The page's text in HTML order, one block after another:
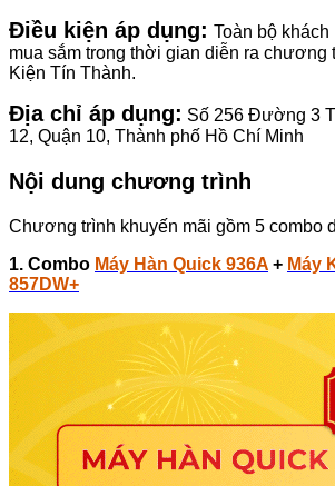
Điều kiện áp dụng: Toàn bộ
mua sắm trong thời gian diễn ra chương
Kiện Tín Thành.
Địa chỉ áp dụng: Số 256 Đường 3
12, Quận 10, Thành phố Hồ Chí Minh
Nội dung chương trình
Chương trình khuyến mãi gồm 5 combo
1. Combo Máy Hàn Quick 936A + Máy
857DW+